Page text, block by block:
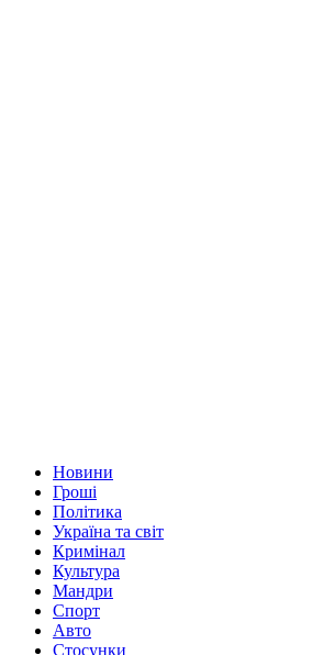
Новини
Гроші
Політика
Україна та світ
Кримінал
Культура
Мандри
Спорт
Авто
Стосунки